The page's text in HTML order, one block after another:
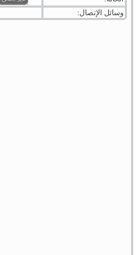
وسائل الإتصال: